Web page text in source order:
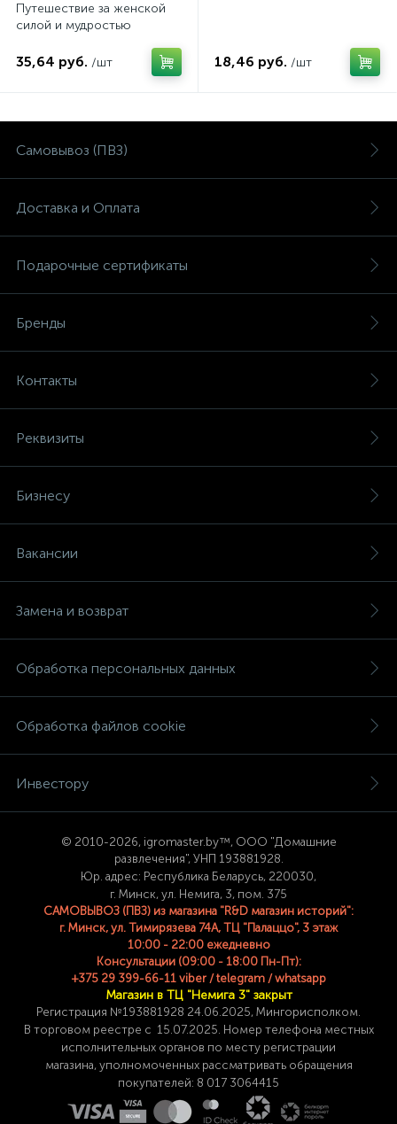
Путешествие за женской
силой и мудростью
35,64 руб. /шт 18,46 руб. /шт
Самовывоз (ПВЗ)
Доставка и Оплата
Подарочные сертификаты
Бренды
Контакты
Реквизиты
Бизнесу
Вакансии
Замена и возврат
Обработка персональных данных
Обработка файлов cookie
Инвестору
© 2010-2026, igromaster.by™, ООО "Домашние
развлечения", УНП 193881928.
Юр. адрес: Республика Беларусь, 220030,
г. Минск, ул. Немига, 3, пом. 375
САМОВЫВОЗ (ПВЗ) из магазина "R&D магазин историй":
г. Минск, ул. Тимирязева 74A, ТЦ "Палаццо", 3 этаж
10:00 - 22:00 ежедневно
Консультации (09:00 - 18:00 Пн-Пт):
+375 29 399-66-11 viber / telegram / whatsapp
Магазин в ТЦ "Немига 3" закрыт
Регистрация №193881928 24 .06.2025, Мингорисполком.
В торговом реестре с 15.07.2025. Номер телефона местных
исполнительных органов по месту регистрации
магазина,уполномоченных рассматривать обращения
покупателей: 8 017 3064415